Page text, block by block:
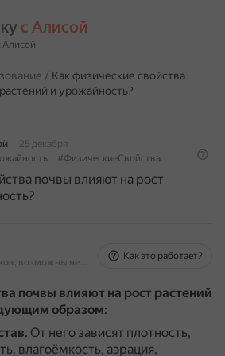
с Алисой
Алисой
/ Как физические свойства
и урожайность?
25 декабря
#ФизическиеСвойства
почвы влияют на рост
На основе источников, возможны неточности
Как это работает?
почвы влияют на рост растений
образом:
. От него зависят плотность,
влагоёмкость, аэрация,